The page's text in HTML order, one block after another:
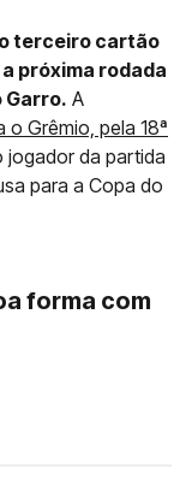
terceiro cartão
próxima rodada
Garro. A
Grêmio, pela 18ª
jogador da partida
para a Copa do
forma com